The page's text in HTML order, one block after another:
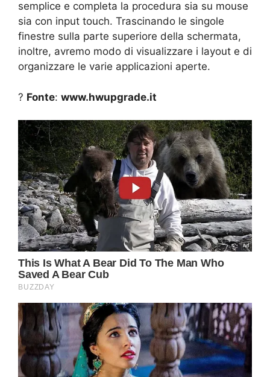
semplice e completa la procedura sia su mouse
sia con input touch. Trascinando le singole
finestre sulla parte superiore della schermata,
inoltre, avremo modo di visualizzare i layout e di
organizzare le varie applicazioni aperte.
? Fonte: www.hwupgrade.it